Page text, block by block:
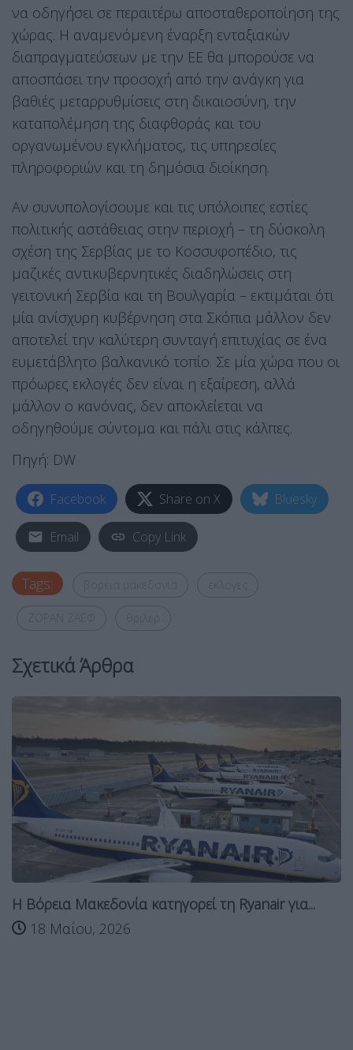
να οδηγήσει σε περαιτέρω αποσταθεροποίηση της
χώρας. Η αναμενόμενη έναρξη ενταξιακών
διαπραγματεύσεων με την ΕΕ θα μπορούσε να
αποσπάσει την προσοχή από την ανάγκη για
βαθιές μεταρρυθμίσεις στη δικαιοσύνη, την
καταπολέμηση της διαφθοράς και του
οργανωμένου εγκλήματος, τις υπηρεσίες
πληροφοριών και τη δημόσια διοίκηση.
Αν συνυπολογίσουμε και τις υπόλοιπες εστίες
πολιτικής αστάθειας στην περιοχή – τη δύσκολη
σχέση της Σερβίας με το Κοσσυφοπέδιο, τις
μαζικές αντικυβερνητικές διαδηλώσεις στη
γειτονική Σερβία και τη Βουλγαρία – εκτιμάται ότι
μία ανίσχυρη κυβέρνηση στα Σκόπια μάλλον δεν
αποτελεί την καλύτερη συνταγή επιτυχίας σε ένα
ευμετάβλητο βαλκανικό τοπίο. Σε μία χώρα που οι
πρόωρες εκλογές δεν είναι η εξαίρεση, αλλά
μάλλον ο κανόνας, δεν αποκλείεται να
οδηγηθούμε σύντομα και πάλι στις κάλπες.
Πηγή: DW
Facebook Share on X Bluesky
Email Copy Link
Tags:
Σχετικά Άρθρα
Η Βόρεια Μακεδονία κατηγορεί τη Ryanair για...
18 Μαΐου, 2026